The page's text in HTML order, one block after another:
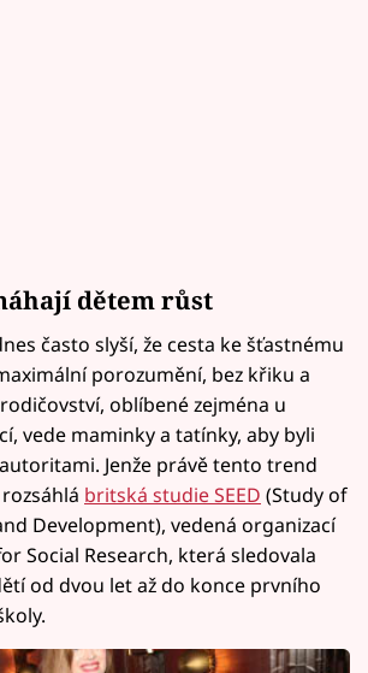
dětem růst
často slyší, že cesta ke šťastnému
porozumění, bez křiku a
oblíbené zejména u
vede maminky a tatínky, aby byli
Jenže právě tento trend
britská studie SEED (Study of
Development), vedená organizací
Social Research, která sledovala
od dvou let až do konce prvního